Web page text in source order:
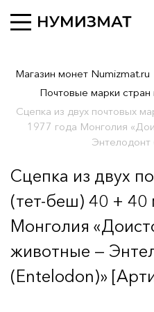
Магазин монет Numizmat.ru
Почтовые марки стран
Сцепка из двух почтовых
1977 года Монголия
Энтелодонт
Сцепка из двух
(тет-беш) 40 + 40
Монголия
животные —
(Entelodon)»